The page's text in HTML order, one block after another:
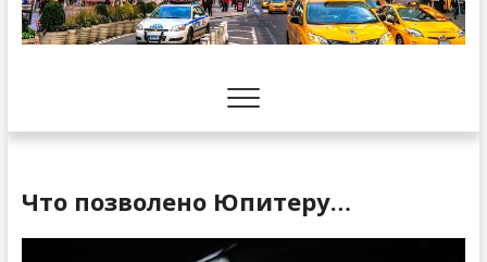
Что позволено Юпитеру…